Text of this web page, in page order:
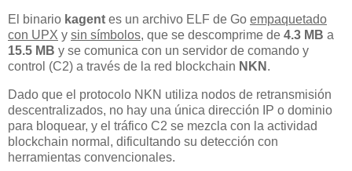
El binario kagent es un archivo ELF de Go empaquetado
con UPX y sin símbolos, que se descomprime de 4.3 MB a
15.5 MB y se comunica con un servidor de comando y
control (C2) a través de la red blockchain NKN .
Dado que el protocolo NKN utiliza nodos de retransmisión
descentralizados, no hay una única dirección IP o dominio
para bloquear, y el tráfico C2 se mezcla con la actividad
blockchain normal, dificultando su detección con
herramientas convencionales.